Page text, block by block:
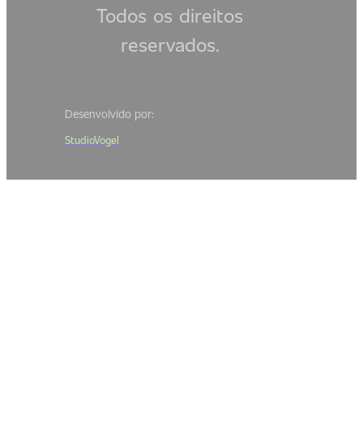
Todos os direitos
reservados.
Desenvolvido por:
StudioVogel